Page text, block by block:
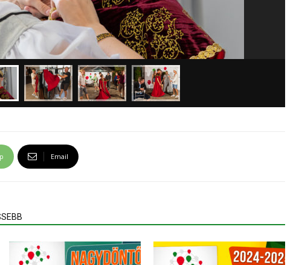
Email